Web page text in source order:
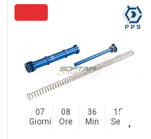
07
Giorni
08
Ore
36
Min
14
Sec